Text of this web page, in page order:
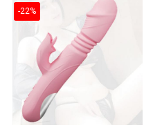
-22%